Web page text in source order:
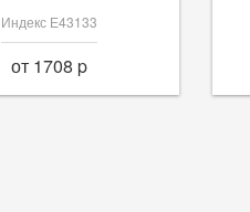
Индекс Е43133
от 1708 p